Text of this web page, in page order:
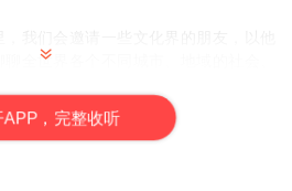
全世界各个不同城市、地域的社会、
APP，完整收听